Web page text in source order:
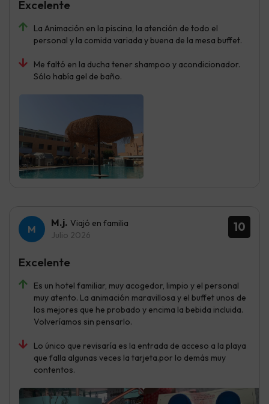
La Animación en la piscina, la atención de todo el
personal y la comida variada y buena de la mesa buffet.
Me faltó en la ducha tener shampoo y acondicionador.
Sólo había gel de baño.
Excelente
10
M.j. Viajó en familia
Julio 2026
Es un hotel familiar, muy acogedor, limpio y el personal
muy atento. La animación maravillosa y el buffet unos de
los mejores que he probado y encima la bebida incluida.
Volveríamos sin pensarlo.
Lo único que revisaría es la entrada de acceso a la playa
que falla algunas veces la tarjeta.por lo demás muy
contentos.
Excelente